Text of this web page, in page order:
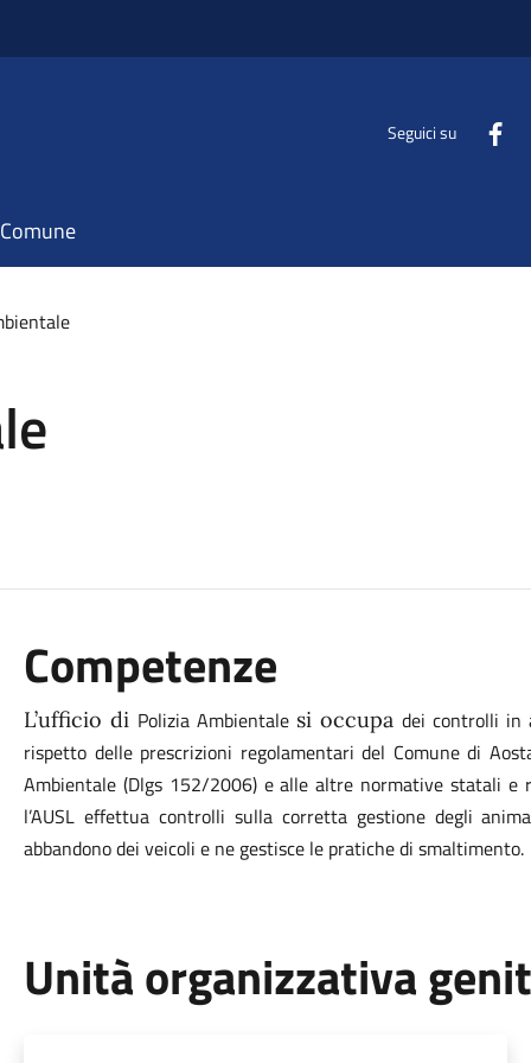
Seguici su
Competenze
L’ufficio di Polizia Ambientale si occupa dei controlli in
rispetto delle prescrizioni regolamentari del Comune di
Ambientale (Dlgs 152/2006) e alle altre normative statali e
l’AUSL effettua controlli sulla corretta gestione degli
abbandono dei veicoli e ne gestisce le pratiche di smaltimento.
Unità organizzativa